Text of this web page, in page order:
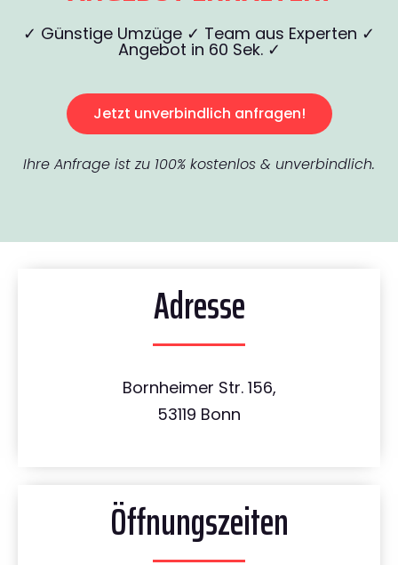
✓ Günstige Umzüge ✓ Team aus Experten ✓
Angebot in 60 Sek. ✓
Jetzt unverbindlich anfragen!
Ihre Anfrage ist zu 100% kostenlos & unverbindlich.
Adresse
Bornheimer Str. 156,
53119 Bonn
Öffnungszeiten